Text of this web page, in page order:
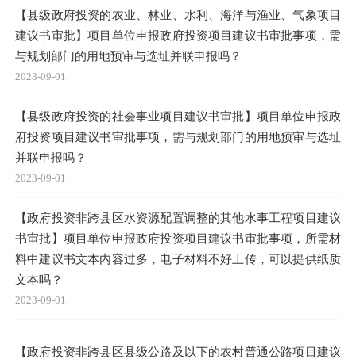
【县级政府投资的农业、林业、水利、海洋与渔业、气象项目
建议书审批】项目单位申报政府投资项目建议书审批事项，需
与规划部门的用地预审与选址并联申报吗？
2023-09-01
【县级政府投资的社会事业项目建议书审批】项目单位申报政
府投资项目建议书审批事项，需与规划部门的用地预审与选址
并联申报吗？
2023-09-01
【政府投资非跨县区水资源配置调整的其他水事工程项目建议
书审批】项目单位申报政府投资项目建议书审批事项，所需材
料中建议书文本内容过多，电子材料不好上传，可以提供纸质
文本吗？
2023-09-01
【政府投资非跨县区县级公路及以下的农村普通公路项目建议